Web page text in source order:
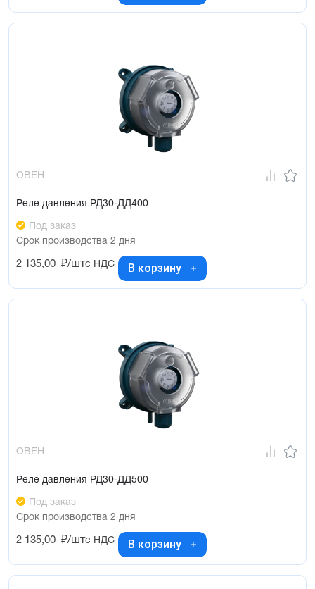
ОВЕН
Реле давления РД30-ДД400
Под заказ
Срок производства 2 дня
2 135,00 ₽/штс НДС В корзину
ОВЕН
Реле давления РД30-ДД500
Под заказ
Срок производства 2 дня
2 135,00 ₽/штс НДС В корзину